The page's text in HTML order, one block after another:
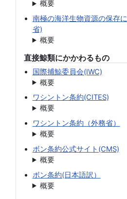
概要
南極の海洋生物資源の保存
省)
概要
直接鯨類にかかわるもの
国際捕鯨委員会(IWC)
概要
ワシントン条約(CITES)
概要
ワシントン条約（外務省）
概要
ボン条約公式サイト(CMS)
概要
ボン条約(日本語訳）
概要